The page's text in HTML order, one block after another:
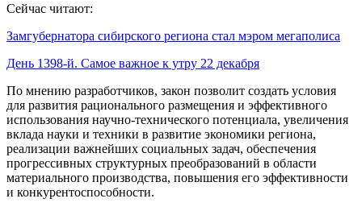
Сейчас читают:
Замгубернатора сибирского региона стал мэром мегаполиса
День 1398-й. Самое важное к утру 22 декабря
По мнению разработчиков, закон позволит создать условия
для развития рационального размещения и эффективного
использования научно-технического потенциала, увеличения
вклада науки и техники в развитие экономики региона,
реализации важнейших социальных задач, обеспечения
прогрессивных структурных преобразований в области
материального производства, повышения его эффективности
и конкурентоспособности.